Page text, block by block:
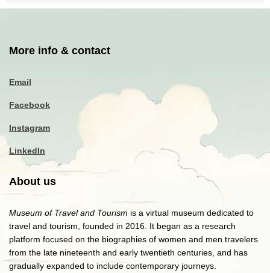
More info & contact
Email
Facebook
Instagram
LinkedIn
About us
Museum of Travel and Tourism is a virtual museum dedicated to
travel and tourism, founded in 2016. It began as a research
platform focused on the biographies of women and men travelers
from the late nineteenth and early twentieth centuries, and has
gradually expanded to include contemporary journeys.